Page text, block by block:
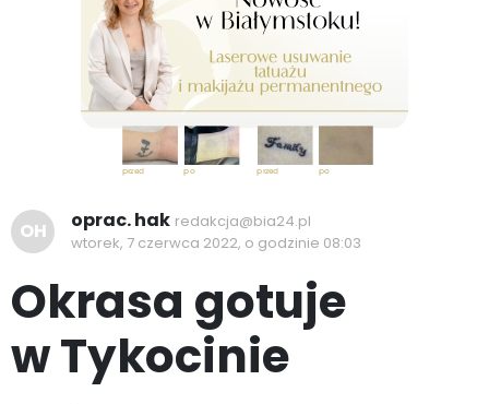
OH oprac. hak redakcja@bia24.pl
wtorek, 7 czerwca 2022, o godzinie 08:03
Okrasa gotuje
w Tykocinie